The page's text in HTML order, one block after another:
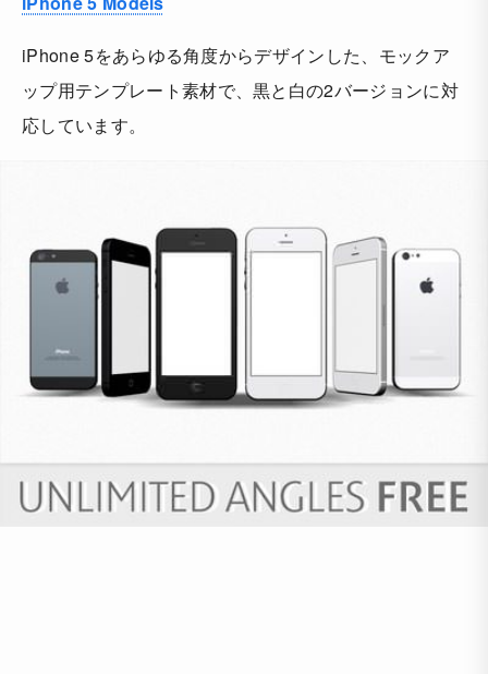
iPhone 5をあらゆる角度からデザインした、モックア
ップ用テンプレート素材で、黒と白の2バージョンに対
応しています。